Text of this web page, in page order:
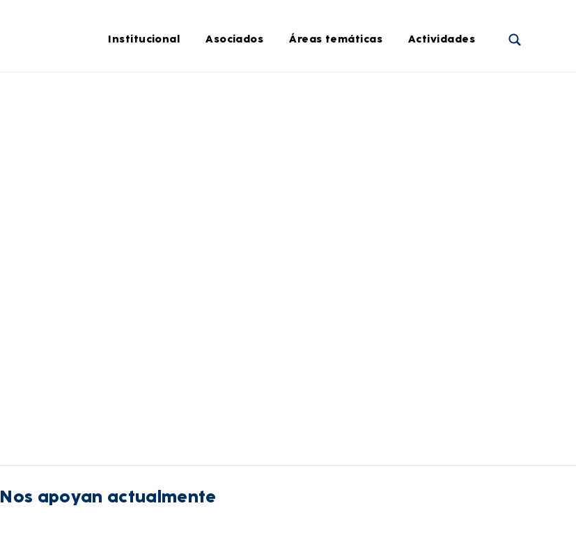
Institucional Asociados Áreas temáticas Actividades
Nos apoyan actualmente